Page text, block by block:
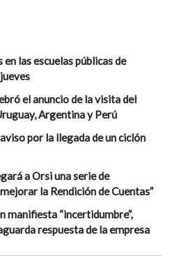
las escuelas públicas de
el anuncio de la visita del
Argentina y Perú
por la llegada de un ciclón
a Orsi una serie de
la Rendición de Cuentas”
manifiesta “incertidumbre”,
respuesta de la empresa